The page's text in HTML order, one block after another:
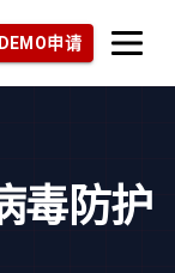
DEMO申请
毒防护